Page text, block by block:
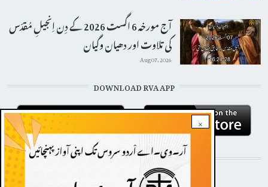
×
آج مورخہ 6 اگست 2026 کے دِن اِنجیلِ مُقدّس
کی تلاوت اور دھیان وگیان
Aug 07, 2026
DOWNLOAD RVA APP
STAY CONNECTED WITH US!